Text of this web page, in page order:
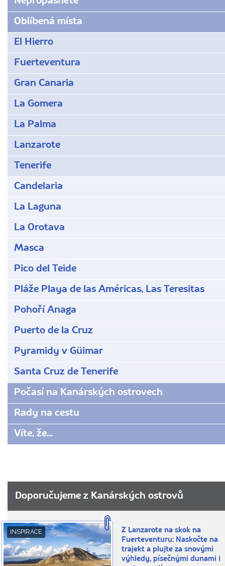
Oblíbená místa
El Hierro
Fuerteventura
Gran Canaria
La Gomera
La Palma
Lanzarote
Tenerife
Candelaria
La Laguna
La Orotava
Masca
Pico del Teide
Pláže Playa de las Américas, Las Teresitas
Pohoří Anaga
Puerto de la Cruz
Pyramidy v Güimar
Santa Cruz de Tenerife
Počasí na Kanárských ostrovech
Rady na cestu
Víte, že...
Doporučujeme z Kanárských ostrovů
INSPIRACE
Z Lanzarote na skok na
Fuerteventuru: Naskočte na
trajekt a plujte za snovými
výhledy, písečnými dunami i